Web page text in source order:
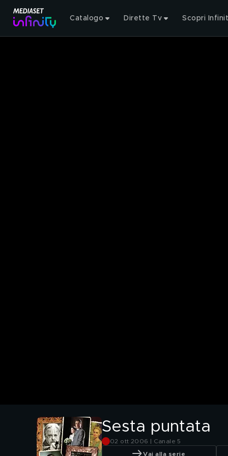
Catalogo Dirette Tv Scopri
Sesta puntata
02 ott 2006 | Canale 5
Vai alla serie